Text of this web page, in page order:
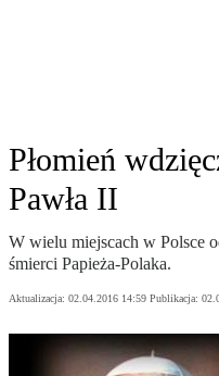
Płomień
Pawła II
W wielu miejscach w Polsce
śmierci Papieża-Polaka.
Aktualizacja: 02.04.2016 14:59 Publikacja: